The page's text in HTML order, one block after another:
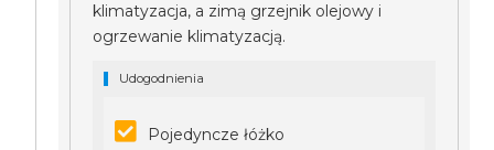
klimatyzacja, a zimą grzejnik olejowy i
ogrzewanie klimatyzacją.
Udogodnienia
Pojedyncze łóżko